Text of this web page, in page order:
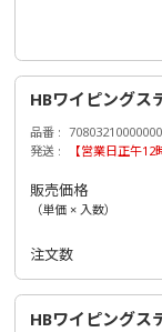
HBワイピングス
品番
発送
【営業日正午
販売価格
（単価 × 入数）
注文数
HBワイピングス